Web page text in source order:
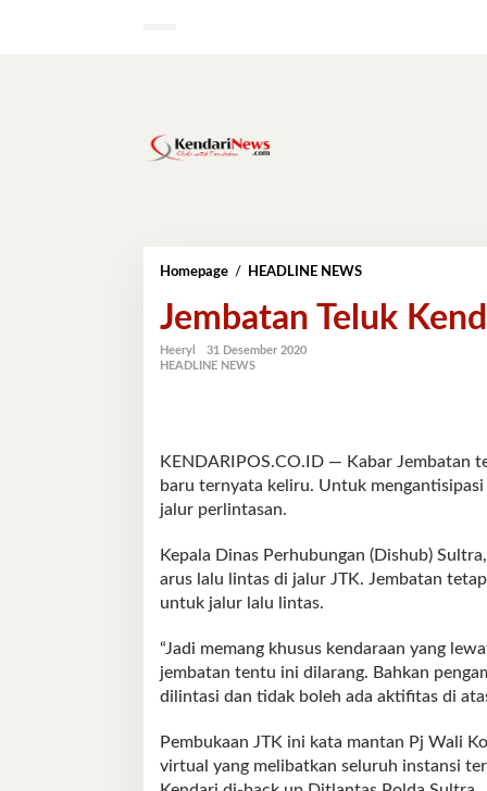
Homepage / HEADLINE NEWSJembatan
Kendari
Hanya
Jembatan Teluk
Heeryl
31 Desember 2020
HEADLINE NEWS
KENDARIPOS.CO.ID — Kabar Jembatan
baru ternyata keliru. Untuk
jalur perlintasan.
Kepala Dinas Perhubungan (Dishub)
arus lalu lintas di jalur JTK. Jembatan
untuk jalur lalu lintas.
“Jadi memang khusus kendaraan yang
jembatan tentu ini dilarang. Bahkan
dilintasi dan tidak boleh ada aktifitas di
Pembukaan JTK ini kata mantan Pj Wali
virtual yang melibatkan seluruh instansi